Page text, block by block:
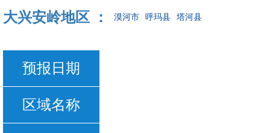
大兴安岭地区 ： 漠河市 呼玛县 塔河县
预报日期
区域名称